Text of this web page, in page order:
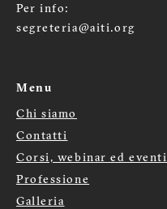
Per info:
segreteria@aiti.org
Menu
Menù
footer
Chi siamo
Contatti
Corsi, webinar ed eventi
Professione
Galleria